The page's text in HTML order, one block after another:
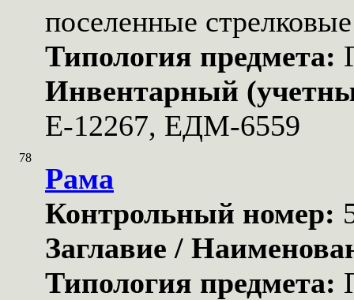
поселенные
Типология предмета:
Инвентарный
Е-12267, ЕДМ-6559
78
Рама
Контрольный номер:
Заглавие /
Типология предмета: